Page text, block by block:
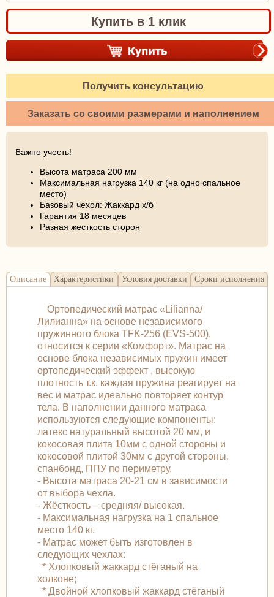
Купить в 1 клик
Получить консультацию
Заказать со своими размерами и наполнением
Важно учесть!
Высота матраса 200 мм
Максимальная нагрузка 140 кг (на одно спальное
место)
Базовый чехол: Жаккард х/б
Гарантия 18 месяцев
Разная жесткость сторон
Описание Характеристики Условия доставки Сроки исполнения
Ортопедический матрас «Lilianna/
Лилианна» на основе независимого
пружинного блока TFK-256 (EVS-500),
относится к серии «Комфорт». Матрас на
основе блока независимых пружин имеет
ортопедический эффект , высокую
плотность т.к. каждая пружина реагирует на
вес и матрас идеально повторяет контур
тела. В наполнении данного матраса
используются следующие компоненты:
латекс натуральный высотой 20 мм, и
кокосовая плита 10мм с одной стороны и
кокосовой плитой 30мм с другой стороны,
спанбонд, ППУ по периметру.
- Высота матраса 20-21 см в зависимости
от выбора чехла.
- Жёсткость – средняя/ высокая.
- Максимальная нагрузка на 1 спальное
место 140 кг.
- Матрас может быть изготовлен в
следующих чехлах:
* Хлопковый жаккард стёганый на
холконе;
* Двойной хлопковый жаккард стёганый